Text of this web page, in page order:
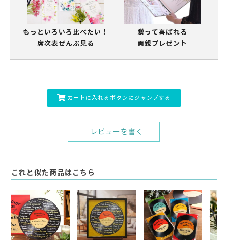
もっといろいろ比べたい！
席次表ぜんぶ見る
贈って喜ばれる
両親プレゼント
カートに入れるボタンにジャンプする
レビューを書く
これと似た商品はこちら